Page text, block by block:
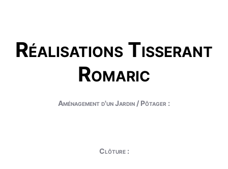
Réalisations Tisserant
Romaric
Aménagement d'un Jardin / Pôtager :
Clôture :